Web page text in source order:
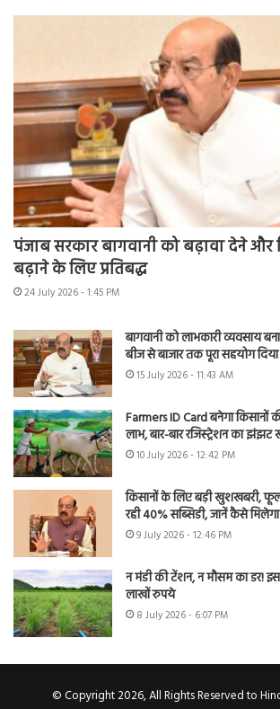
पंजाब सरकार बागवानी को बढ़ावा देने
बढ़ाने के लिए प्रतिबद्ध
24 July 2026 - 1:45 PM
बागवानी को लाभकारी व्यवसाय
बीज से बाजार तक पूरा सहयोग
15 July 2026 - 11:43 AM
Farmers ID Card बनेगा किसानों
लाभ, बार-बार रजिस्ट्रेशन का
10 July 2026 - 12:42 PM
किसानों के लिए बड़ी खुशखबरी,
रही 40% सब्सिडी, जानें कैसे
9 July 2026 - 12:46 PM
न मंडी की टेंशन, न मौसम का डर!
लाखों रुपये
8 July 2026 - 6:07 PM
© Copyright 2026, All Rights Reserved to